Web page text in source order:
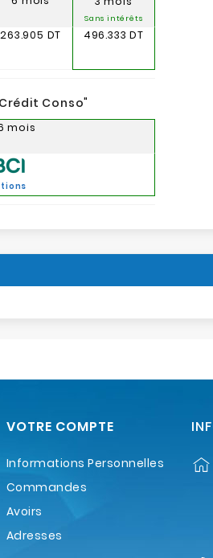
263.905 DT
Sans intérêts
496.333 DT
Crédit Conso"
mois
VOTRE COMPTE
Informations Personnelles
Commandes
Avoirs
Adresses